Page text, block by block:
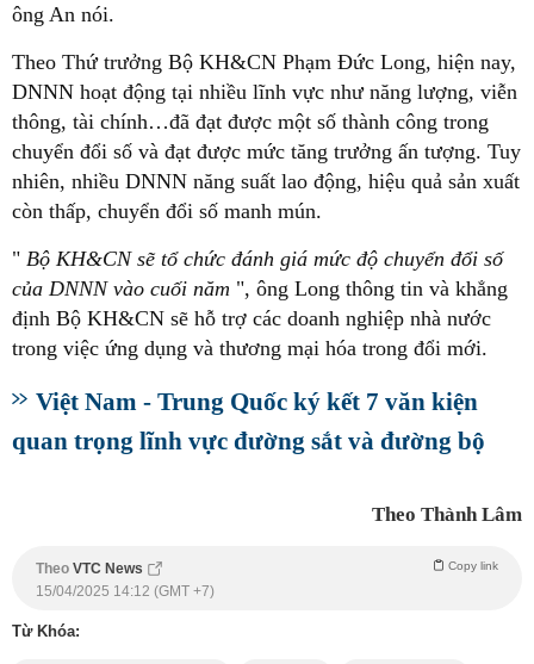
ông An nói.
Theo Thứ trưởng Bộ KH&CN Phạm Đức Long, hiện nay,
DNNN hoạt động tại nhiều lĩnh vực như năng lượng, viễn
thông, tài chính…đã đạt được một số thành công trong
chuyển đổi số và đạt được mức tăng trưởng ấn tượng. Tuy
nhiên, nhiều DNNN năng suất lao động, hiệu quả sản xuất
còn thấp, chuyển đổi số manh mún.
" Bộ KH&CN sẽ tổ chức đánh giá mức độ chuyển đổi số
của DNNN vào cuối năm ", ông Long thông tin và khẳng
định Bộ KH&CN sẽ hỗ trợ các doanh nghiệp nhà nước
trong việc ứng dụng và thương mại hóa trong đổi mới.
Việt Nam - Trung Quốc ký kết 7 văn kiện
quan trọng lĩnh vực đường sắt và đường bộ
Theo Thành Lâm
Theo VTC News Copy link
15/04/2025 14:12 (GMT +7)
Từ Khóa: